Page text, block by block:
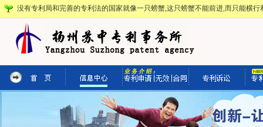
没有专利局和完善的专利法的国家就像一只螃蟹,这只螃蟹不能前进,而只能横